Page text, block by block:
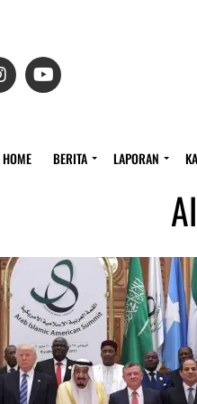
HOME BERITA LAPORAN